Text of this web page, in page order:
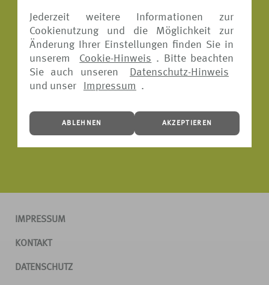
Jederzeit weitere Informationen zur
Cookienutzung und die Möglichkeit zur
Änderung Ihrer Einstellungen finden Sie in
unserem
Cookie-Hinweis . Bitte beachten
Sie auch unseren
Datenschutz-Hinweis
und unser
Impressum .
ABLEHNEN AKZEPTIEREN
IMPRESSUM
KONTAKT
DATENSCHUTZ